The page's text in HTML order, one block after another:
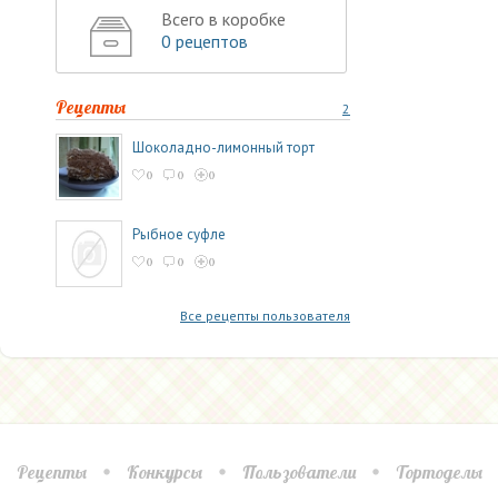
Всего в коробке
0 рецептов
2
Рецепты
Шоколадно-лимонный торт
0 0 0
Рыбное суфле
0 0 0
Все рецепты пользователя
Рецепты Конкурсы Пользователи Тортоделы